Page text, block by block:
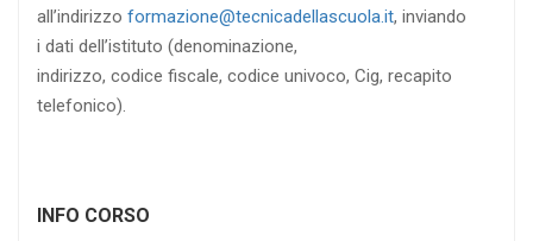
all’indirizzo formazione@tecnicadellascuola.it, inviando
i dati dell’istituto (denominazione,
indirizzo, codice fiscale, codice univoco, Cig, recapito
telefonico).
INFO CORSO